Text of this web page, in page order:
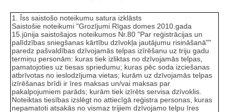
1. Īss saistošo noteikumu satura izklāsts
Saistošie noteikumi "Grozījumi Rīgas domes 2010.gada
15.jūnija saistošajos noteikumos Nr.80 "Par reģistrācijas un
palīdzības sniegšanas kārtību dzīvokļa jautājumu risināšanā""
paredz pašvaldības dzīvojamās telpas izīrēšanu uz triju gadu
termiņu personām: kuras tiek izliktas no dzīvojamās telpas,
pamatojoties uz tiesas spriedumu; kuras pēc soda izciešanas
atbrīvotas no ieslodzījuma vietas; kurām uz dzīvojamās telpas
izīrēšanas brīdi ir īres maksas un/vai maksas par
pakalpojumiem parāds; kurām tiek izīrēts servisa dzīvoklis.
Noteiktas tiesības izslēgt no attiecīgā reģistra personas, kuras
nepamatoti atsakās no vismaz trijiem dzīvojamo telpu īres